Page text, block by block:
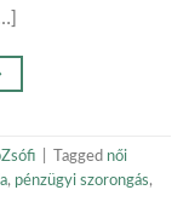
Tagged női
, pénzügyi szorongás,